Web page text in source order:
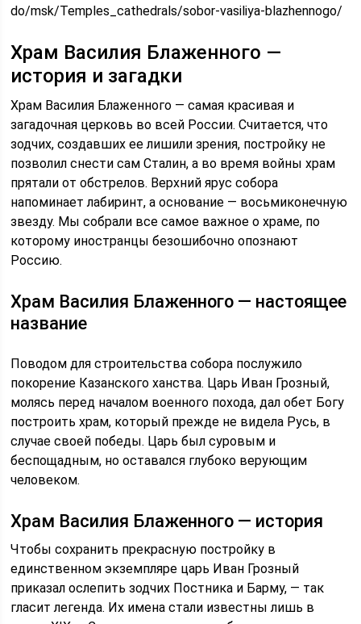
do/msk/Temples_cathedrals/sobor-vasiliya-blazhennogo/
Храм Василия Блаженного —
история и загадки
Храм Василия Блаженного — самая красивая и
загадочная церковь во всей России. Считается, что
зодчих, создавших ее лишили зрения, постройку не
позволил снести сам Сталин, а во время войны храм
прятали от обстрелов. Верхний ярус собора
напоминает лабиринт, а основание — восьмиконечную
звезду. Мы собрали все самое важное о храме, по
которому иностранцы безошибочно опознают
Россию.
Храм Василия Блаженного — настоящее
название
Поводом для строительства собора послужило
покорение Казанского ханства. Царь Иван Грозный,
молясь перед началом военного похода, дал обет Богу
построить храм, который прежде не видела Русь, в
случае своей победы. Царь был суровым и
беспощадным, но оставался глубоко верующим
человеком.
Храм Василия Блаженного — история
Чтобы сохранить прекрасную постройку в
единственном экземпляре царь Иван Грозный
приказал ослепить зодчих Постника и Барму, — так
гласит легенда. Их имена стали известны лишь в